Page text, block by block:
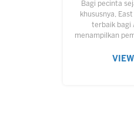
Bagi pecinta
khususnya,
terbaik bagi
menampilkan
disimak.